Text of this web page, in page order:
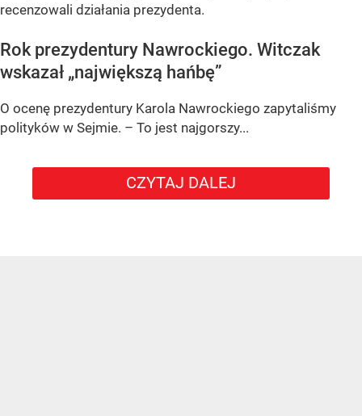
recenzowali działania prezydenta.
Rok prezydentury Nawrockiego. Witczak
wskazał „największą hańbę”
O ocenę prezydentury Karola Nawrockiego zapytaliśmy
polityków w Sejmie. – To jest najgorszy...
CZYTAJ DALEJ